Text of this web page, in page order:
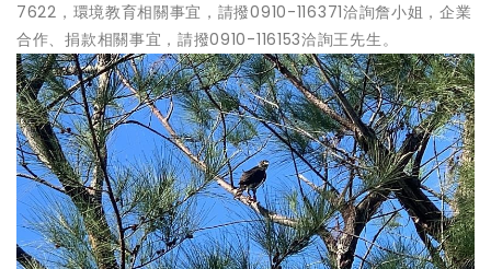
7622，環境教育相關事宜，請撥0910-116371洽詢詹小姐，企業
合作、捐款相關事宜，請撥0910-116153洽詢王先生。